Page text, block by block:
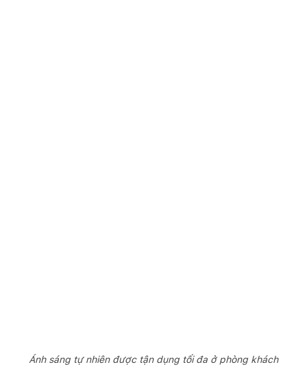
Ánh sáng tự nhiên được tận dụng tối đa ở phòng khách